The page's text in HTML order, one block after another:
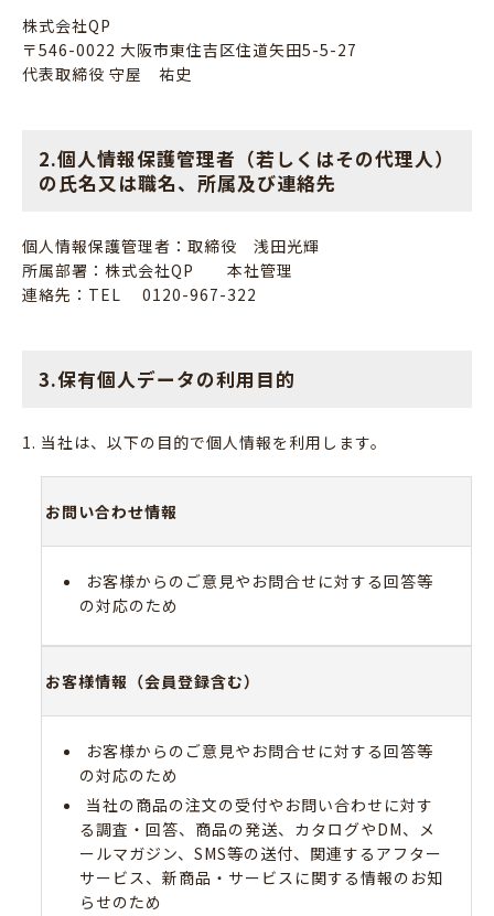
株式会社QP
〒546-0022 大阪市東住吉区住道矢田5-5-27
代表取締役 守屋 祐史
2.個人情報保護管理者（若しくはその代理人）
の氏名又は職名、所属及び連絡先
個人情報保護管理者：取締役 浅田光輝
所属部署：株式会社QP 本社管理
連絡先：TEL 0120-967-322
3.保有個人データの利用目的
当社は、以下の目的で個人情報を利用します。
お問い合わせ情報
お客様からのご意見やお問合せに対する回答等
の対応のため
お客様情報（会員登録含む）
お客様からのご意見やお問合せに対する回答等
の対応のため
当社の商品の注文の受付やお問い合わせに対す
る調査・回答、商品の発送、カタログやDM、メ
ールマガジン、SMS等の送付、関連するアフター
サービス、新商品・サービスに関する情報のお知
らせのため